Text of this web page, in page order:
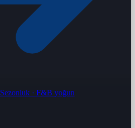
Sezonluk · F&B yoğun